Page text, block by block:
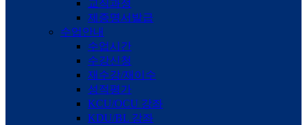
교직과정
제증명서발급
수업안내
수업시간
수강신청
재수강/재이수
성적평가
KCU/OCU 강좌
KDU/BL 강좌